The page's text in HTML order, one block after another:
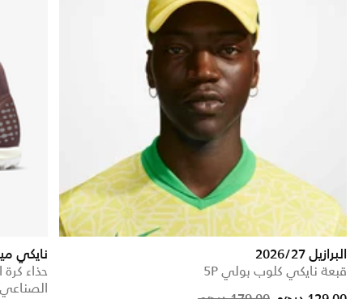
البرازيل 2026/27
قبعة نايكي كلوب بولي 5P
نايكي
حذاء
الصناعي